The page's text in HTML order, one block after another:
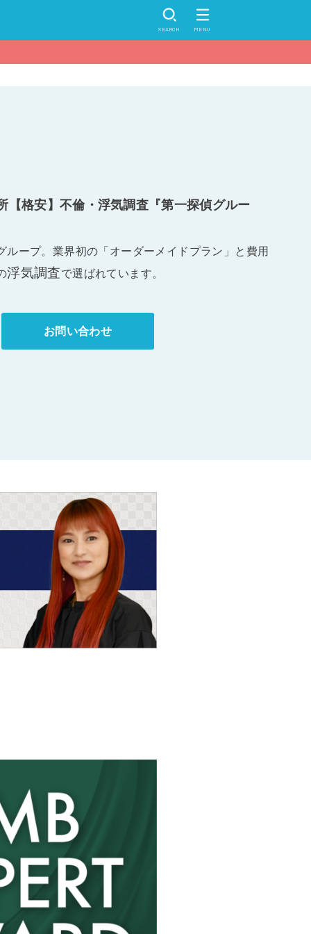
SEARCH MENU
【格安】不倫・浮気調査『第一探偵グルー
ループ。業界初の「オーダーメイドプラン」と費用
浮気調査で選ばれています。
お問い合わせ